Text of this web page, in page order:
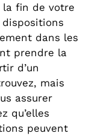
la fin de votre
dans les
prendre la
d’un
mais
assurer
qu’elles
peuvent